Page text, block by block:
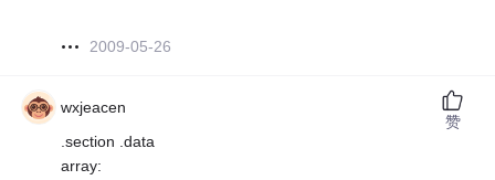
2009-05-26
wxjeacen
.section .data
array:
赞